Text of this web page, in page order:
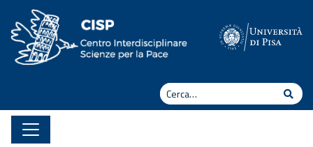
Vai al contenuto
Cerca